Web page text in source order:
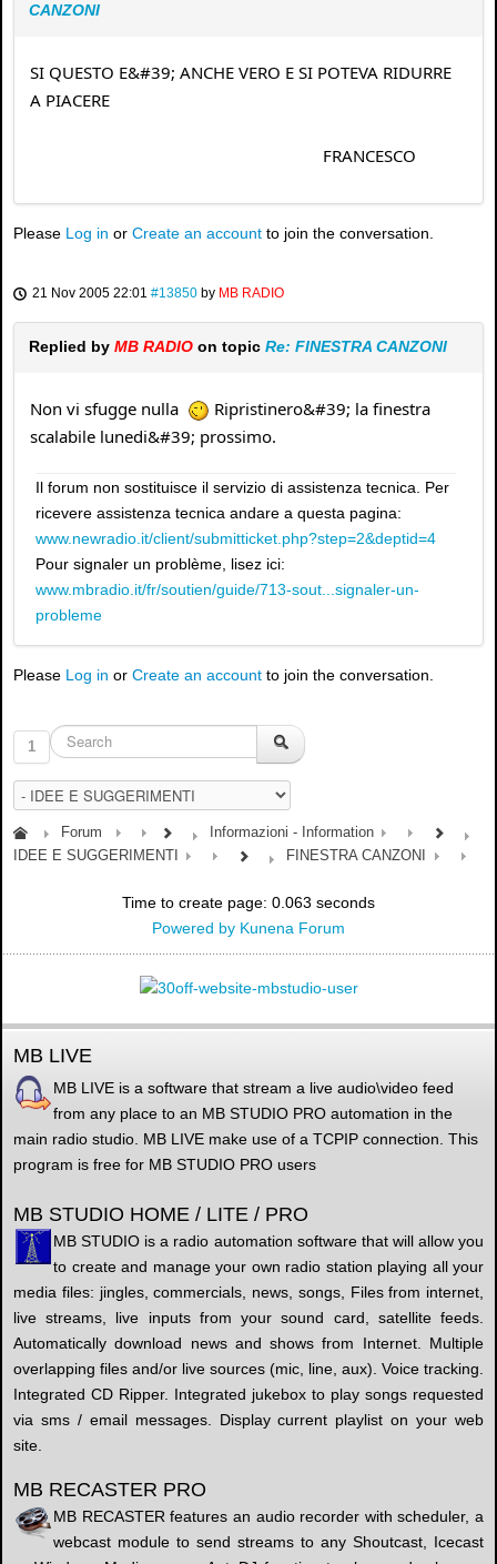
CANZONI
SI QUESTO E&#39; ANCHE VERO E SI POTEVA RIDURRE
A PIACERE
FRANCESCO
Please Log in or Create an account to join the conversation.
21 Nov 2005 22:01 #13850 by MB RADIO
Replied by MB RADIO on topic Re: FINESTRA CANZONI
Non vi sfugge nulla
Ripristinero&#39; la finestra
scalabile lunedi&#39; prossimo.
Il forum non sostituisce il servizio di assistenza tecnica. Per
ricevere assistenza tecnica andare a questa pagina:
www.newradio.it/client/submitticket.php?step=2&deptid=4
Pour signaler un problème, lisez ici:
www.mbradio.it/fr/soutien/guide/713-sout...signaler-un-
probleme
Please Log in or Create an account to join the conversation.
1
Forum
Informazioni - Information
IDEE E SUGGERIMENTI
FINESTRA CANZONI
Time to create page: 0.063 seconds
Powered by Kunena Forum
MB LIVE
MB LIVE is a software that stream a live audio\video feed
from any place to an MB STUDIO PRO automation in the
main radio studio. MB LIVE make use of a TCPIP connection. This
program is free for MB STUDIO PRO users
MB STUDIO HOME / LITE / PRO
MB STUDIO is a radio automation software that will allow you
to create and manage your own radio station playing all your
media files: jingles, commercials, news, songs, Files from internet,
live streams, live inputs from your sound card, satellite feeds.
Automatically download news and shows from Internet. Multiple
overlapping files and/or live sources (mic, line, aux). Voice tracking.
Integrated CD Ripper. Integrated jukebox to play songs requested
via sms / email messages. Display current playlist on your web
site.
MB RECASTER PRO
MB RECASTER features an audio recorder with scheduler, a
webcast module to send streams to any Shoutcast, Icecast